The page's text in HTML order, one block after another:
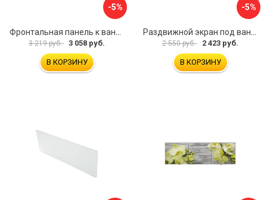
-5%
3 219 руб. 3 058 руб.
В КОРЗИНУ
-5%
2 550 руб. 2 423 руб.
В КОРЗИНУ